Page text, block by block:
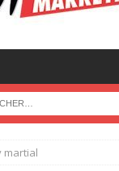
martial